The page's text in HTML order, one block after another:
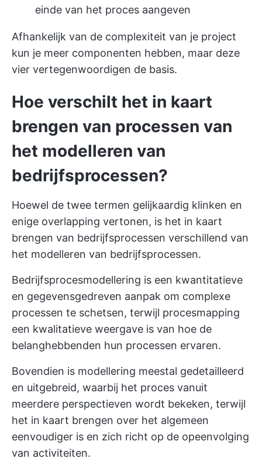
einde van het proces aangeven
Afhankelijk van de complexiteit van je project
kun je meer componenten hebben, maar deze
vier vertegenwoordigen de basis.
Hoe verschilt het in kaart
brengen van processen van
het modelleren van
bedrijfsprocessen?
Hoewel de twee termen gelijkaardig klinken en
enige overlapping vertonen, is het in kaart
brengen van bedrijfsprocessen verschillend van
het modelleren van bedrijfsprocessen.
Bedrijfsprocesmodellering is een kwantitatieve
en gegevensgedreven aanpak om complexe
processen te schetsen, terwijl procesmapping
een kwalitatieve weergave is van hoe de
belanghebbenden hun processen ervaren.
Bovendien is modellering meestal gedetailleerd
en uitgebreid, waarbij het proces vanuit
meerdere perspectieven wordt bekeken, terwijl
het in kaart brengen over het algemeen
eenvoudiger is en zich richt op de opeenvolging
van activiteiten.